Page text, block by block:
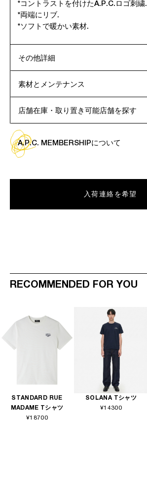
*コントラストを付けたA.P.C.ロゴ刺繍.
*両端にリブ.
*ソフトで暖かい素材.
その他詳細
素材とメンテナンス
店舗在庫・取り置き可能店舗を探す
A.P.C. MEMBERSHIPについて
入荷連絡を希望
RECOMMENDED FOR YOU
STANDARD RUE
MADAME Tシャツ
¥18700
SOLANA Tシャツ
¥14300